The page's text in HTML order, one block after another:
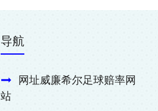
导航
网址威廉希尔足球赔率网
站